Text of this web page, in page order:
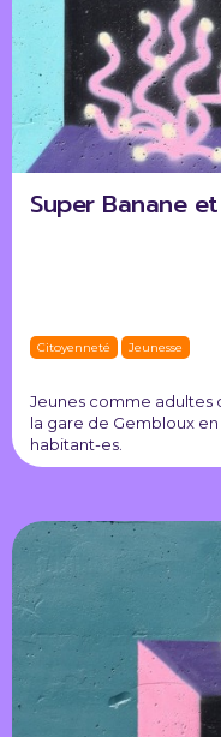
Super Banane
Citoyenneté Jeunesse
Jeunes comme adultes
la gare de Gembloux
habitant-es.